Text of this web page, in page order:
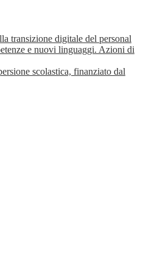
transizione digitale del personal
e nuovi linguaggi. Azioni di
scolastica, finanziato dal